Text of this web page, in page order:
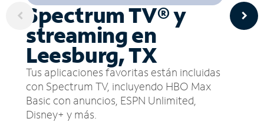
Spectrum TV® y
streaming en
Leesburg, TX
Tus aplicaciones favoritas están incluidas
con Spectrum TV, incluyendo HBO Max
Basic con anuncios, ESPN Unlimited,
Disney+ y más.